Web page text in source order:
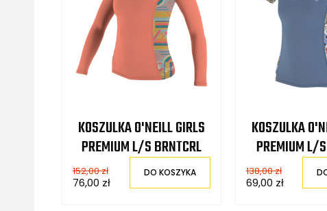
KOSZULKA O'NEILL GIRLS
PREMIUM L/S BRNTCRL
152,00 zł
76,00 zł
DO KOSZYKA
KOSZULKA
PREMIUM L/
138,00 zł
69,00 zł